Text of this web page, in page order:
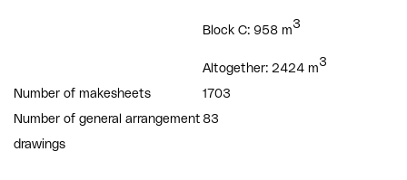
Block C: 958 m3
Altogether: 2424 m3
Number of makesheets
1703
Number of general arrangement
drawings
83